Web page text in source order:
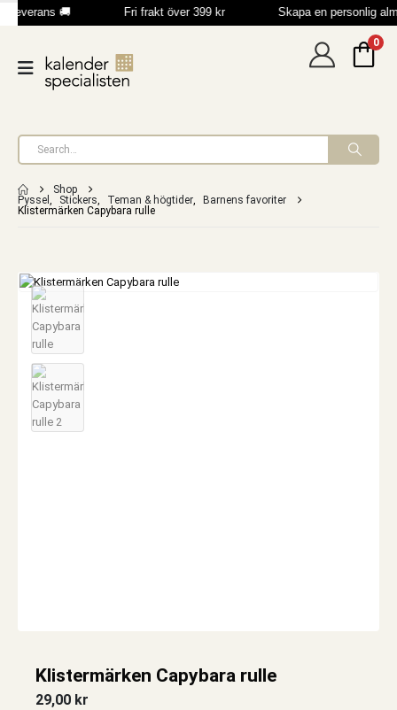
leverans 🚚 Fri frakt över 399 kr Skapa en personlig
0
Shop
Pyssel , Stickers, Teman & högtider,
Barnens favoriter
Klistermärken Capybara rulle
Klistermärken Capybara rulle
29,00 kr